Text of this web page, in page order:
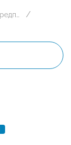
Бюро по защите прав предпринимателей